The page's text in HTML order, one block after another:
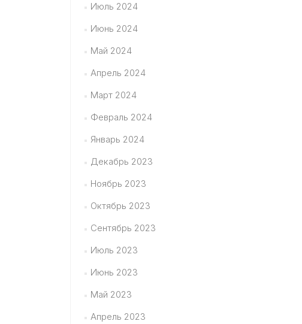
Июль 2024
Июнь 2024
Май 2024
Апрель 2024
Март 2024
Февраль 2024
Январь 2024
Декабрь 2023
Ноябрь 2023
Октябрь 2023
Сентябрь 2023
Июль 2023
Июнь 2023
Май 2023
Апрель 2023